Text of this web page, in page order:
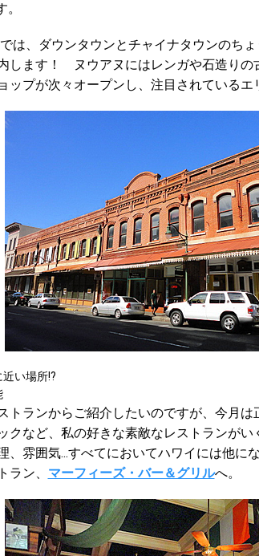
は、ダウンタウンとチャイナタウンのち
します！ ヌウアヌにはレンガや石造りの
ップが次々オープンし、注目されているエ
い場所!?
ランからご紹介したいのですが、今月は
クなど、私の好きな素敵なレストランが
、雰囲気...すべてにおいてハワイには他に
ラン、 マーフィーズ・バー＆グリルへ。